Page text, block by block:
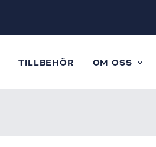
TILLBEHÖR OM OSS